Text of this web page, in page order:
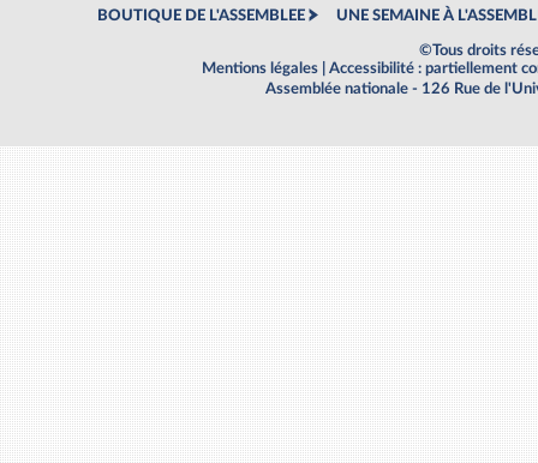
BOUTIQUE DE L'ASSEMBLEE UNE SEMAINE À
©Tous droits
Mentions légales
Accessibilité : partiellement
Assemblée nationale - 126 Rue de